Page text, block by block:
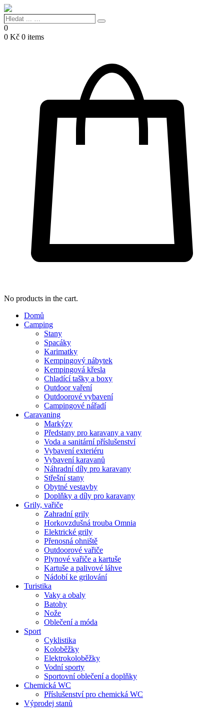
Hledat
...
…
Search
0
0 Kč 0 items
No products in the cart.
Domů
Camping
Stany
Spacáky
Karimatky
Kempingový nábytek
Kempingová křesla
Chladící tašky a boxy
Outdoor vaření
Outdoorové vybavení
Campingové nářadí
Caravaning
Markýzy
Předstany pro karavany a vany
Voda a sanitární příslušenství
Vybavení exteriéru
Vybavení karavanů
Náhradní díly pro karavany
Střešní stany
Obytné vestavby
Doplňky a díly pro karavany
Grily, vařiče
Zahradní grily
Horkovzdušná trouba Omnia
Elektrické grily
Přenosná ohniště
Outdoorové vařiče
Plynové vařiče a kartuše
Kartuše a palivové láhve
Nádobí ke grilování
Turistika
Vaky a obaly
Batohy
Nože
Oblečení a móda
Sport
Cyklistika
Koloběžky
Elektrokoloběžky
Vodní sporty
Sportovní oblečení a doplňky
Chemická WC
Příslušenství pro chemická WC
Výprodej stanů